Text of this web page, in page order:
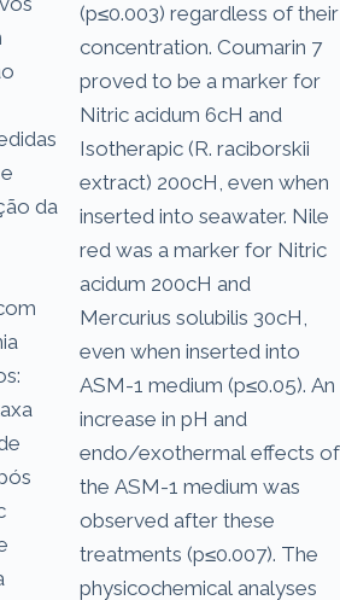
da
(p≤0.003) regardless of their
concentration. Coumarin 7
proved to be a marker for
Nitric acidum 6cH and
Isotherapic (R. raciborskii
extract) 200cH, even when
inserted into seawater. Nile
red was a marker for Nitric
acidum 200cH and
Mercurius solubilis 30cH,
even when inserted into
ASM-1 medium (p≤0.05). An
increase in pH and
endo/exothermal effects of
the ASM-1 medium was
observed after these
treatments (p≤0.007). The
physicochemical analyses